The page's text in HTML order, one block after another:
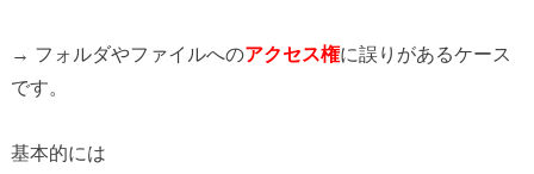
→ フォルダやファイルへのアクセス権に誤りがあるケース
です。
基本的には